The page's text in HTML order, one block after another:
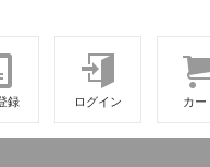
録 ログイン カー